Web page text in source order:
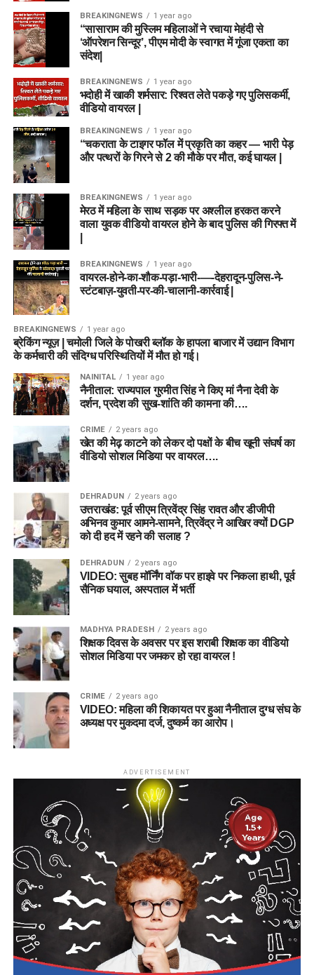
BREAKINGNEWS 1 year ago
“सासाराम की मुस्लिम महिलाओं ने रचाया मेहंदी से
‘ऑपरेशन सिन्दूर’, पीएम मोदी के स्वागत में गूंजा एकता का
संदेश|
BREAKINGNEWS 1 year ago
भदोही में खाकी शर्मसार: रिश्वत लेते पकड़े गए पुलिसकर्मी,
वीडियो वायरल |
BREAKINGNEWS 1 year ago
“चकराता के टाइगर फॉल में प्रकृति का कहर — भारी पेड़
और पत्थरों के गिरने से 2 की मौके पर मौत, कई घायल |
BREAKINGNEWS 1 year ago
मेरठ में महिला के साथ सड़क पर अश्लील हरकत करने
वाला युवक वीडियो वायरल होने के बाद पुलिस की गिरफ्त में
BREAKINGNEWS 1 year ago
वायरल-होने-का-शौक-पड़ा-भारी-—-देहरादून-पुलिस-ने-
स्टंटबाज़-युवती-पर-की-चालानी-कार्रवाई |
BREAKINGNEWS 1 year ago
ब्रेकिंग न्यूज़ | चमोली जिले के पोखरी ब्लॉक के हापला बाजार में उद्यान विभाग
के कर्मचारी की संदिग्ध परिस्थितियों में मौत हो गई।
NAINITAL 1 year ago
नैनीताल: राज्यपाल गुरमीत सिंह ने किए मां नैना देवी के
दर्शन, प्रदेश की सुख-शांति की कामना की….
CRIME 2 years ago
खेत की मेढ़ काटने को लेकर दो पक्षों के बीच खूनी संघर्ष का
वीडियो सोशल मिडिया पर वायरल….
DEHRADUN 2 years ago
उत्तराखंड: पूर्व सीएम त्रिवेंद्र सिंह रावत और डीजीपी
अभिनव कुमार आमने-सामने, त्रिवेंद्र ने आखिर क्यों DGP
को दी हद में रहने की सलाह ?
DEHRADUN 2 years ago
VIDEO: सुबह मॉर्निंग वॉक पर हाइवे पर निकला हाथी, पूर्व
सैनिक घयाल, अस्पताल में भर्ती
MADHYA PRADESH 2 years ago
शिक्षक दिवस के अवसर पर इस शराबी शिक्षक का वीडियो
सोशल मिडिया पर जमकर हो रहा वायरल !
CRIME 2 years ago
VIDEO: महिला की शिकायत पर हुआ नैनीताल दुग्ध संघ के
अध्यक्ष पर मुकदमा दर्ज, दुष्कर्म का आरोप।
ADVERTISEMENT